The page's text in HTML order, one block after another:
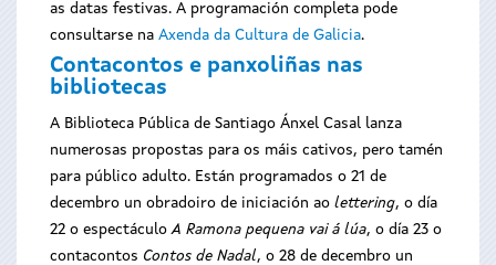
as datas festivas. A programación completa pode
consultarse na Axenda da Cultura de Galicia.
Contacontos e panxoliñas nas
bibliotecas
A Biblioteca Pública de Santiago Ánxel Casal lanza
numerosas propostas para os máis cativos, pero tamén
para público adulto. Están programados o 21 de
decembro un obradoiro de iniciación ao lettering, o día
22 o espectáculoA Ramona pequena vai á lúa, o día 23 o
contacontos Contos de Nadal, o 28 de decembro un